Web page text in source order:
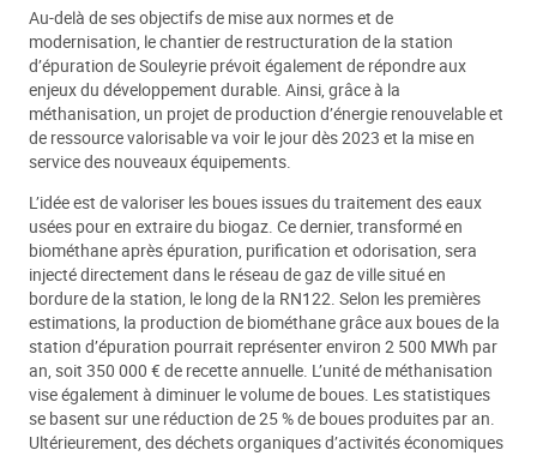
Au-delà de ses objectifs de mise aux normes et de
modernisation, le chantier de restructuration de la station
d’épuration de Souleyrie prévoit également de répondre aux
enjeux du développement durable. Ainsi, grâce à la
méthanisation, un projet de production d’énergie renouvelable et
de ressource valorisable va voir le jour dès 2023 et la mise en
service des nouveaux équipements.
L’idée est de valoriser les boues issues du traitement des eaux
usées pour en extraire du biogaz. Ce dernier, transformé en
biométhane après épuration, purification et odorisation, sera
injecté directement dans le réseau de gaz de ville situé en
bordure de la station, le long de la RN122. Selon les premières
estimations, la production de biométhane grâce aux boues de la
station d’épuration pourrait représenter environ 2 500 MWh par
an, soit 350 000 € de recette annuelle. L’unité de méthanisation
vise également à diminuer le volume de boues. Les statistiques
se basent sur une réduction de 25 % de boues produites par an.
Ultérieurement, des déchets organiques d’activités économiques